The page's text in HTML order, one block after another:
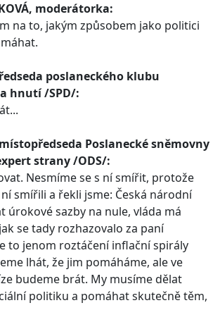
moderátorka:
na to, jakým způsobem jako politici
poslaneckého klubu
hnutí /SPD/:
místopředseda Poslanecké sněmovny
strany /ODS/:
Nesmíme se s ní smířit, protože
smířili a řekli jsme: Česká národní
úrokové sazby na nule, vláda má
se tady rozhazovalo za paní
to jenom roztáčení inflační spirály
lhát, že jim pomáháme, ale ve
budeme brát. My musíme dělat
politiku a pomáhat skutečně těm,